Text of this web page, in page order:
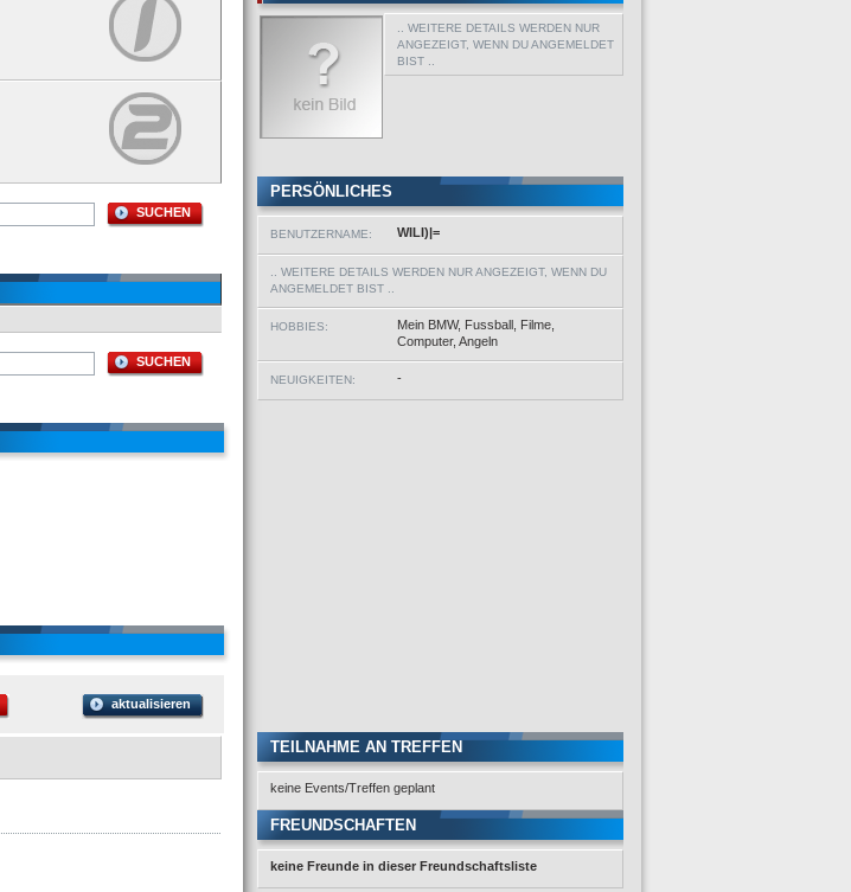
SUCHEN
SUCHEN
aktualisieren
.. WEITERE DETAILS WERDEN NUR
ANGEZEIGT, WENN DU ANGEMELDET
BIST ..
PERSÖNLICHES
BENUTZERNAME: WILI)|=
.. WEITERE DETAILS WERDEN NUR ANGEZEIGT, WENN DU
ANGEMELDET BIST ..
HOBBIES:
Mein BMW, Fussball, Filme,
Computer, Angeln
NEUIGKEITEN: -
TEILNAHME AN TREFFEN
keine Events/Treffen geplant
FREUNDSCHAFTEN
keine Freunde in dieser Freundschaftsliste